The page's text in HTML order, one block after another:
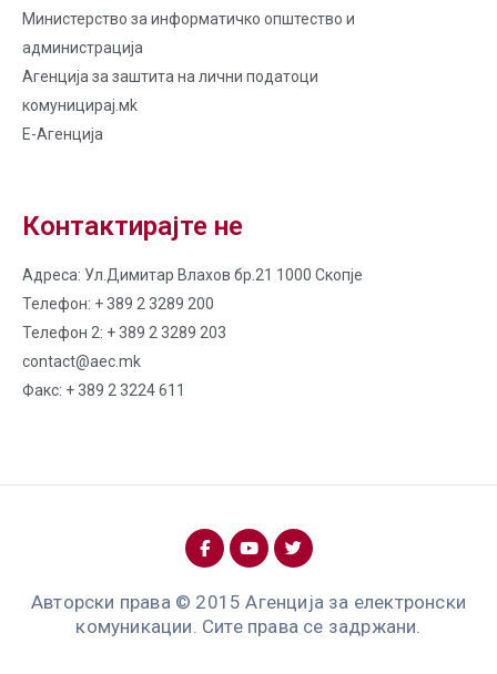
Министерство за информатичко општество и
администрација
Агенција за заштита на лични податоци
комуницирај.мk
Е-Агенција
Контактирајте не
Адреса: Ул.Димитар Влахов бр.21 1000 Скопје
Телефон: + 389 2 3289 200
Телефон 2: + 389 2 3289 203
contact@aec.mk
Факс: + 389 2 3224 611
Авторски права © 2015 Агенција за електронски
комуникации. Сите права се задржани.